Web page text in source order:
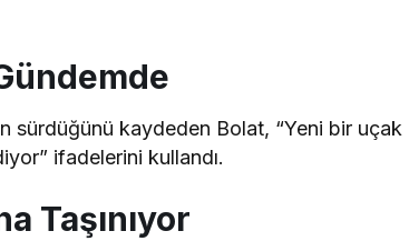
sürdüğünü kaydeden Bolat, “Yeni bir uçak
ifadelerini kullandı.
Taşınıyor